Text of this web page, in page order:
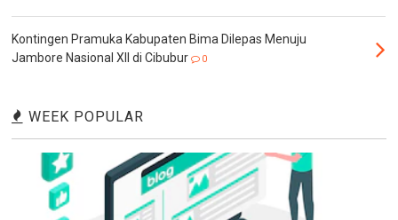
Kontingen Pramuka Kabupaten Bima Dilepas Menuju
Jambore Nasional XII di Cibubur
0
WEEK POPULAR